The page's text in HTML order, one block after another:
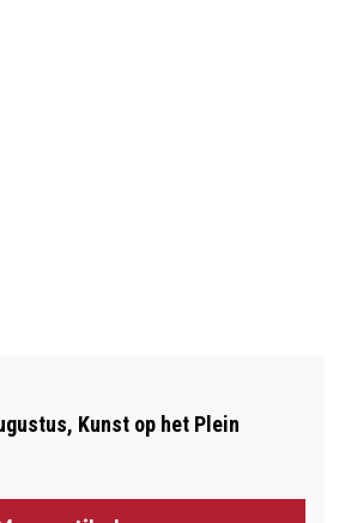
BIJ DE
AFGESLOTEN VANAF
AAN DE SNELWEG
Kunst op het Plein